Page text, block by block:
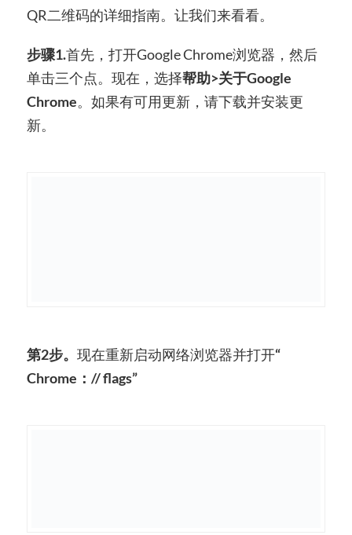
QR二维码的详细指南。让我们来看看。
步骤1.首先，打开Goog​​le Chrome浏览器，然后
单击三个点。现在，选择帮助>关于Google
Chrome。如果有可用更新，请下载并安装更
新。
第2步。 现在重新启动网络浏览器并打开“
Chrome：// flags”